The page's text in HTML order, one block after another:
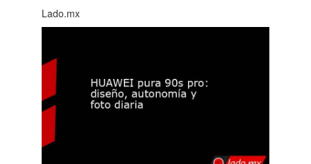
Lado.mx